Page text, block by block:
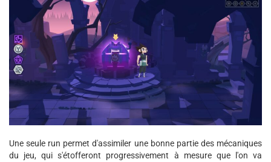
Une seule run permet d'assimiler une bonne partie des mécaniques
du jeu, qui s'étofferont progressivement à mesure que l'on va